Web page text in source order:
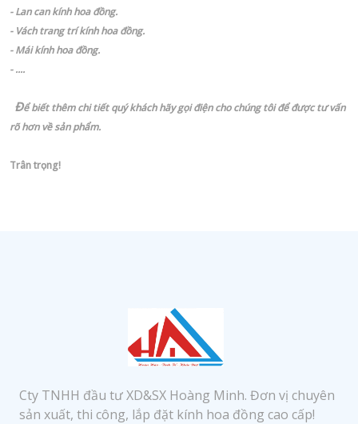
- Lan can kính hoa đồng.
- Vách trang trí kính hoa đồng.
- Mái kính hoa đồng.
- ....
Để biết thêm chi tiết quý khách hãy gọi điện cho chúng tôi để được tư vấn
rõ hơn về sản phẩm.
Trân trọng!
Cty TNHH đầu tư XD&SX Hoàng Minh. Đơn vị chuyên
sản xuất, thi công, lắp đặt kính hoa đồng cao cấp!